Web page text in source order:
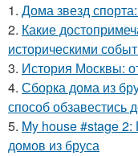
1. Дома звезд
2. Какие
историческими
3. История Москвы:
4. Сборка дома из
способ обзавестись
5. My house #stage
домов из бруса